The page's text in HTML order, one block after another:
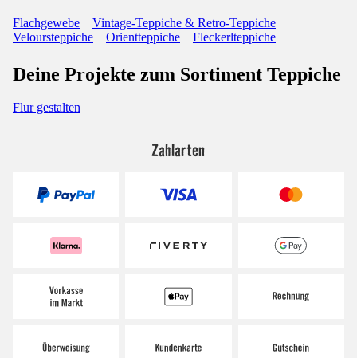
Flachgewebe
Vintage-Teppiche & Retro-Teppiche
Veloursteppiche
Orientteppiche Fleckerlteppiche
Deine Projekte zum Sortiment Teppiche
Flur gestalten
Zahlarten